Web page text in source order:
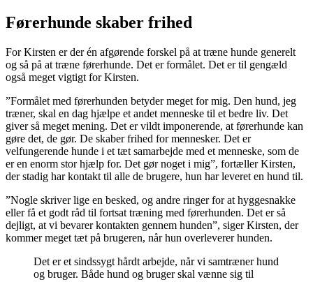
Førerhunde skaber frihed
For Kirsten er der én afgørende forskel på at træne hunde generelt
og så på at træne førerhunde. Det er formålet. Det er til gengæld
også meget vigtigt for Kirsten.
”Formålet med førerhunden betyder meget for mig. Den hund, jeg
træner, skal en dag hjælpe et andet menneske til et bedre liv. Det
giver så meget mening. Det er vildt imponerende, at førerhunde kan
gøre det, de gør. De skaber frihed for mennesker. Det er
velfungerende hunde i et tæt samarbejde med et menneske, som de
er en enorm stor hjælp for. Det gør noget i mig”, fortæller Kirsten,
der stadig har kontakt til alle de brugere, hun har leveret en hund til.
”Nogle skriver lige en besked, og andre ringer for at hyggesnakke
eller få et godt råd til fortsat træning med førerhunden. Det er så
dejligt, at vi bevarer kontakten gennem hunden”, siger Kirsten, der
kommer meget tæt på brugeren, når hun overleverer hunden.
Det er et sindssygt hårdt arbejde, når vi samtræner hund
og bruger. Både hund og bruger skal vænne sig til